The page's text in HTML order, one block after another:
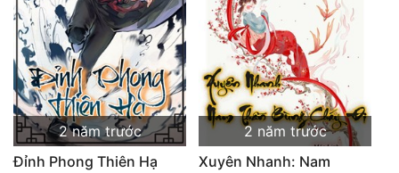
2 năm trước
Đỉnh Phong Thiên Hạ
2 năm trước
Xuyên Nhanh: Nam